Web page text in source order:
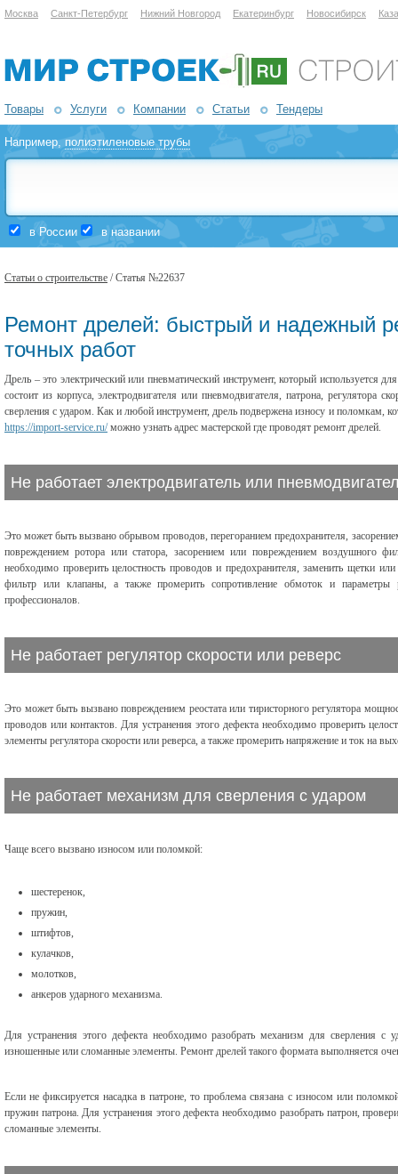
Москва Санкт-Петербург Нижний Новгород Екатеринбург Новосибирск
Товары Услуги Компании Статьи Тендеры
Например,полиэтиленовые трубы
в России в названии
Статьи о строительстве / Статья №22637
Ремонт дрелей: быстрый и надежный
точных работ
Дрель – это электрический или пневматический инструмент, который используется
состоит из корпуса, электродвигателя или пневмодвигателя, патрона, регулятора
сверления с ударом. Как и любой инструмент, дрель подвержена износу и поломкам,
https://import-service.ru/можно узнать адрес мастерской где проводят ремонт дрелей.
Не работает электродвигатель или
Это может быть вызвано обрывом проводов, перегоранием предохранителя,
повреждением ротора или статора, засорением или повреждением воздушного
необходимо проверить целостность проводов и предохранителя, заменить щетки
фильтр или клапаны, а также промерить сопротивление обмоток и
профессионалов.
Не работает регулятор скорости или реверс
Это может быть вызвано повреждением реостата или тиристорного регулятора
проводов или контактов. Для устранения этого дефекта необходимо проверить
элементы регулятора скорости или реверса, а также промерить напряжение и ток на
Не работает механизм для сверления с ударом
Чаще всего вызвано износом или поломкой:
шестеренок,
пружин,
штифтов,
кулачков,
молотков,
анкеров ударного механизма.
Для устранения этого дефекта необходимо разобрать механизм для сверления с
изношенные или сломанные элементы. Ремонт дрелей такого формата выполняется
Если не фиксируется насадка в патроне, то проблема связана с износом или
пружин патрона. Для устранения этого дефекта необходимо разобрать патрон,
сломанные элементы.